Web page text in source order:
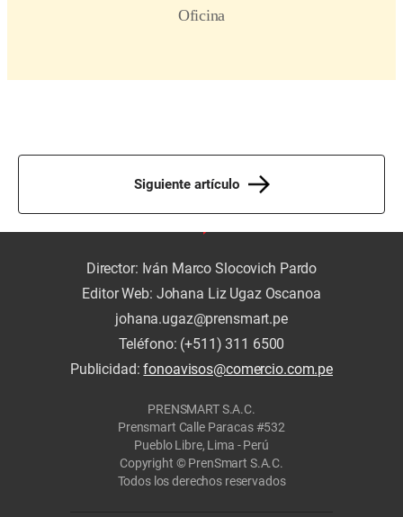
Siguiente artículo
Director: Iván Marco Slocovich Pardo
Editor Web: Johana Liz Ugaz Oscanoa
johana.ugaz@prensmart.pe
Teléfono: (+511) 311 6500
Publicidad:fonoavisos@comercio.com.pe
PRENSMART S.A.C.
Prensmart Calle Paracas #532
Pueblo Libre, Lima - Perú
Copyright © PrenSmart S.A.C.
Todos los derechos reservados